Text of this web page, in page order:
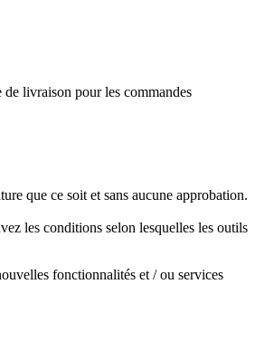
livraison pour les commandes
que ce soit et sans aucune approbation.
les conditions selon lesquelles les outils
fonctionnalités et / ou services